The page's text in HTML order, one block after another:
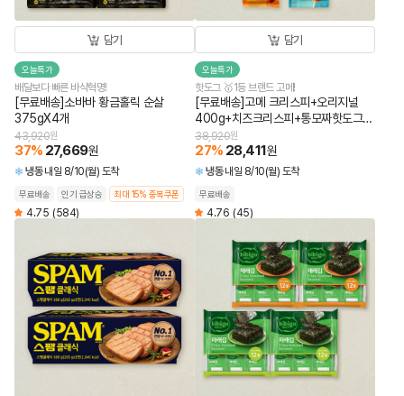
담기
오늘특가
배달보다 빠른 바삭혁명!
[무료배송]소바바 황금홀릭 순살
375gX4개
43,920원
37% 27,669원
냉동 내일 8/10(월) 도착
무료배송 인기 급상승 최대 15% 중복쿠폰
4.75 (584)
담기
오늘특가
핫도그 🥇1등 브랜드 고메!
[무료배송]고메 크리스피+오리지널
400g+치즈크리스피+통모짜핫도그
340g (총 4개)
38,920원
27% 28,411원
냉동 내일 8/10(월) 도착
무료배송
4.76 (45)